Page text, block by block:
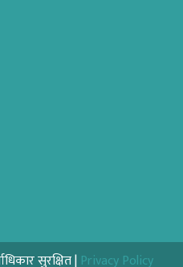
सुरक्षित | Privacy Policy